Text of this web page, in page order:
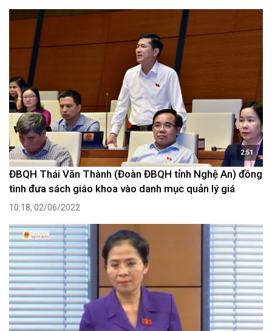
2:51
ĐBQH Thái Văn Thành (Đoàn ĐBQH tỉnh Nghệ An) đồng
tình đưa sách giáo khoa vào danh mục quản lý giá
10:18, 02/06/2022